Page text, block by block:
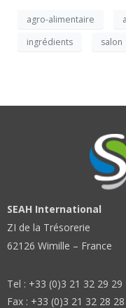
agro-alimentaire
ingrédients
salon
SEAH International
ZI de la Trésorerie
62126 Wimille – France
Tel : +33 (0)3 21 32 29 29
Fax : +33 (0)3 21 32 28 28